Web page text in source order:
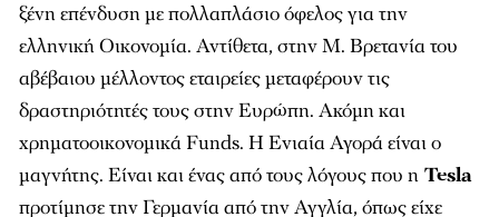
ξένη επένδυση με πολλαπλάσιο όφελος για την
ελληνική Οικονομία. Αντίθετα, στην Μ. Βρετανία του
αβέβαιου μέλλοντος εταιρείες μεταφέρουν τις
δραστηριότητές τους στην Ευρώπη. Ακόμη και
χρηματοοικονομικά Funds. H Ενιαία Αγορά είναι ο
μαγνήτης. Είναι και ένας από τους λόγους που η Tesla
προτίμησε την Γερμανία από την Αγγλία, όπως είχε